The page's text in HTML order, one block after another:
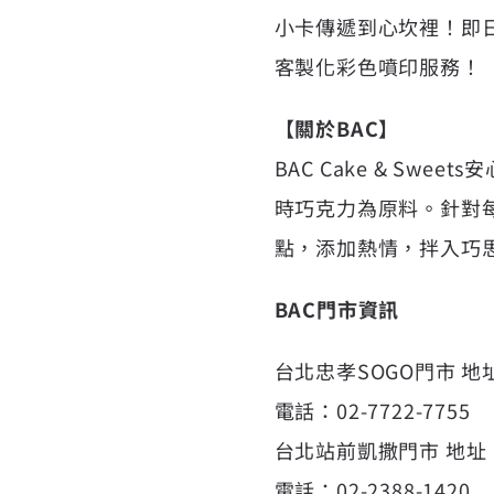
小卡傳遞到心坎裡！即
客製化彩色噴印服務！
【關於BAC】
BAC Cake & Sweets
時巧克力為原料。針對
點，添加熱情，拌入巧
BAC門市資訊
台北忠孝SOGO門市
電話：02-7722-7755
台北站前凱撒門市 地